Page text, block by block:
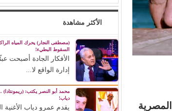
الأكثر مشاهدة
(مصطفى النجار) يحرك المياه
السقوط البطيء!
الأفكار الجادة أصبحت
إدارة الواقع لا...
محمد أبو النصر يكتب:
دياب!
يقدم عمرو دياب الأغنية